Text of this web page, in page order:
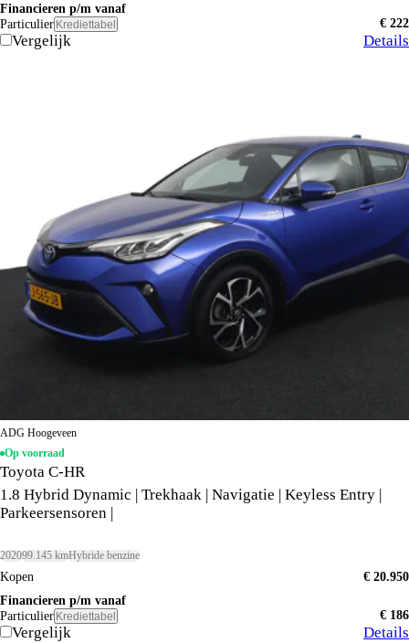
Financieren p/m vanaf
Particulier Krediettabel € 222
Vergelijk Details
ADG Hoogeveen
Op voorraad
Toyota C-HR
1.8 Hybrid Dynamic | Trekhaak | Navigatie | Keyless Entry |
Parkeersensoren |
202099.145 kmHybride benzine
Kopen
€ 20.950
Financieren p/m vanaf
Particulier Krediettabel € 186
Vergelijk Details